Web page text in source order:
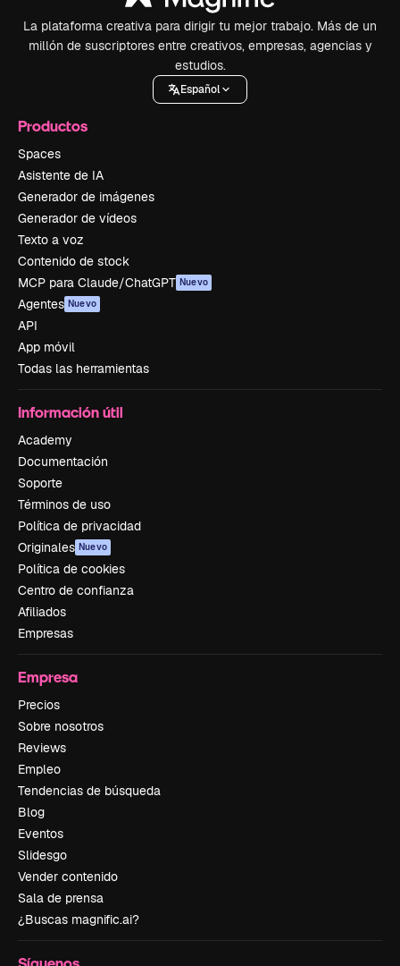
La plataforma creativa para dirigir tu mejor trabajo. Más de un
millón de suscriptores entre creativos, empresas, agencias y
estudios.
Español
Productos
Spaces
Asistente de IA
Generador de imágenes
Generador de vídeos
Texto a voz
Contenido de stock
MCP para Claude/ChatGPT Nuevo
Agentes Nuevo
API
App móvil
Todas las herramientas
Información útil
Academy
Documentación
Soporte
Términos de uso
Política de privacidad
Originales Nuevo
Política de cookies
Centro de confianza
Afiliados
Empresas
Empresa
Precios
Sobre nosotros
Reviews
Empleo
Tendencias de búsqueda
Blog
Eventos
Slidesgo
Vender contenido
Sala de prensa
¿Buscas magnific.ai?